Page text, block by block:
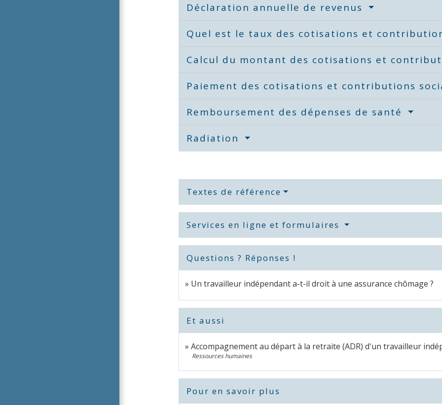
Déclaration annuelle de revenus
Quel est le taux des cotisations et
Calcul du montant des cotisations et
Paiement des cotisations et contributions
Remboursement des dépenses de santé
Radiation
Textes de référence
Services en ligne et formulaires
Questions ? Réponses !
Un travailleur indépendant a-t-il droit à une assurance chômage ?
Et aussi
Accompagnement au départ à la retraite (ADR) d'un travailleur
Ressources humaines
Pour en savoir plus